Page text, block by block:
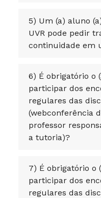
5) Um (a) aluno
UVR pode pedir
continuidade em
6) É obrigatório o
participar dos
regulares das
(webconferência
professor
a tutoria)?
7) É obrigatório o
participar dos
regulares das